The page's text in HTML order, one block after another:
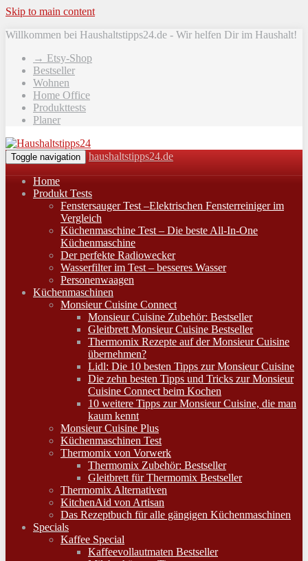
Skip to main content
Willkommen bei Haushaltstipps24.de - Wir helfen Dir im Haushalt!
→ Etsy-Shop
Bestseller
Wohnen
Home Office
Produkttests
Planer
Toggle navigation haushaltstipps24.de
Home
Produkt Tests
Fenstersauger Test –Elektrischen Fensterreiniger im
Vergleich
Küchenmaschine Test – Die beste All-In-One
Küchenmaschine
Der perfekte Radiowecker
Wasserfilter im Test – besseres Wasser
Personenwaagen
Küchenmaschinen
Monsieur Cuisine Connect
Monsieur Cuisine Zubehör: Bestseller
Gleitbrett Monsieur Cuisine Bestseller
Thermomix Rezepte auf der Monsieur Cuisine
übernehmen?
Lidl: Die 10 besten Tipps zur Monsieur Cuisine
Die zehn besten Tipps und Tricks zur Monsieur
Cuisine Connect beim Kochen
10 weitere Tipps zur Monsieur Cuisine, die man
kaum kennt
Monsieur Cuisine Plus
Küchenmaschinen Test
Thermomix von Vorwerk
Thermomix Zubehör: Bestseller
Gleitbrett für Thermomix Bestseller
Thermomix Alternativen
KitchenAid von Artisan
Das Rezeptbuch für alle gängigen Küchenmaschinen
Specials
Kaffee Special
Kaffeevollautmaten Bestseller